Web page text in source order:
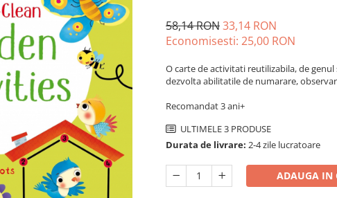
58,14 RON33,14 RON
Economisesti: 25,00 RON
O carte de activitati reutilizabila, de
dezvolta abilitatile de numarare,
Recomandat 3 ani+
ULTIMELE 3 PRODUSE
Durata de livrare: 2-4 zile lucratoare
ADAUGA IN